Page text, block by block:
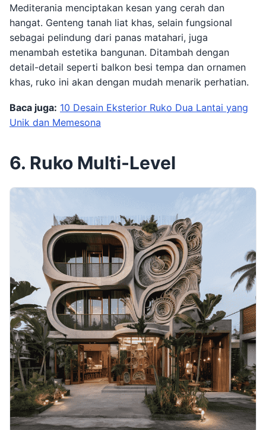
Mediterania menciptakan kesan yang cerah dan
hangat. Genteng tanah liat khas, selain fungsional
sebagai pelindung dari panas matahari, juga
menambah estetika bangunan. Ditambah dengan
detail-detail seperti balkon besi tempa dan ornamen
khas, ruko ini akan dengan mudah menarik perhatian.
Baca juga: 10 Desain Eksterior Ruko Dua Lantai yang
Unik dan Memesona
6. Ruko Multi-Level